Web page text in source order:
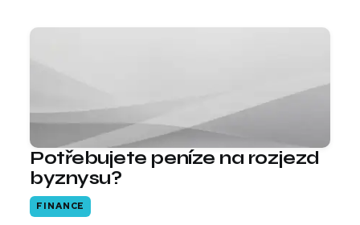
Potřebujete peníze na rozjezd
byznysu?
FINANCE